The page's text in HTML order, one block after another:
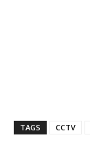
TAGS CCTV